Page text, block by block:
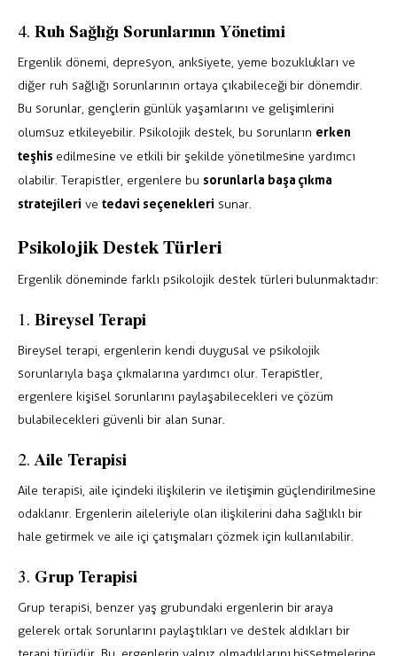
4. Ruh Sağlığı Sorunlarının Yönetimi
Ergenlik dönemi, depresyon, anksiyete, yeme bozuklukları ve
diğer ruh sağlığı sorunlarının ortaya çıkabileceği bir dönemdir.
Bu sorunlar, gençlerin günlük yaşamlarını ve gelişimlerini
olumsuz etkileyebilir. Psikolojik destek, bu sorunların erken
teşhis edilmesine ve etkili bir şekilde yönetilmesine yardımcı
olabilir. Terapistler, ergenlere bu sorunlarla başa çıkma
stratejileri ve tedavi seçenekleri sunar.
Psikolojik Destek Türleri
Ergenlik döneminde farklı psikolojik destek türleri bulunmaktadır:
1. Bireysel Terapi
Bireysel terapi, ergenlerin kendi duygusal ve psikolojik
sorunlarıyla başa çıkmalarına yardımcı olur. Terapistler,
ergenlere kişisel sorunlarını paylaşabilecekleri ve çözüm
bulabilecekleri güvenli bir alan sunar.
2. Aile Terapisi
Aile terapisi, aile içindeki ilişkilerin ve iletişimin güçlendirilmesine
odaklanır. Ergenlerin aileleriyle olan ilişkilerini daha sağlıklı bir
hale getirmek ve aile içi çatışmaları çözmek için kullanılabilir.
3. Grup Terapisi
Grup terapisi, benzer yaş grubundaki ergenlerin bir araya
gelerek ortak sorunlarını paylaştıkları ve destek aldıkları bir